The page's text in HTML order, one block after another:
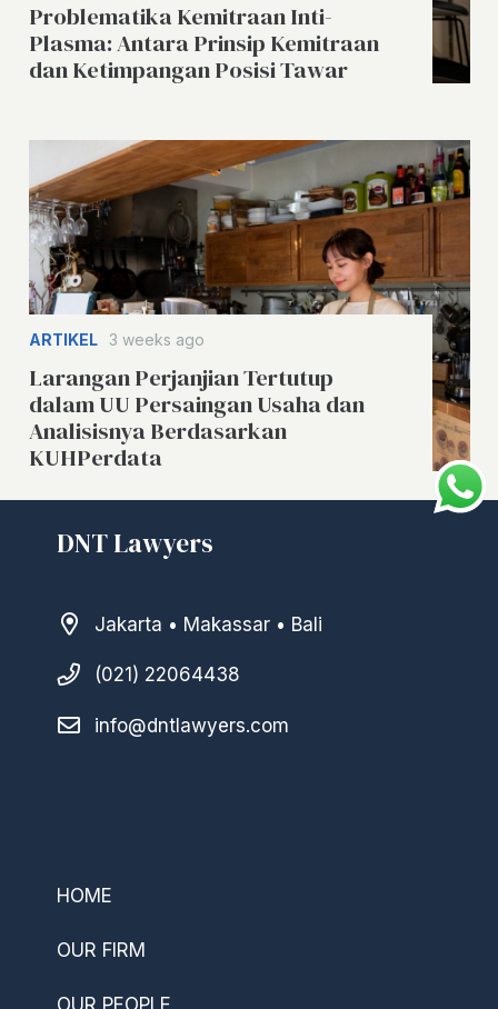
Problematika Kemitraan Inti-
Plasma: Antara Prinsip Kemitraan
dan Ketimpangan Posisi Tawar
ARTIKEL 3 weeks ago
Larangan Perjanjian Tertutup
dalam UU Persaingan Usaha dan
Analisisnya Berdasarkan
KUHPerdata
DNT Lawyers
Jakarta • Makassar • Bali
(021) 22064438
info@dntlawyers.com
HOME
OUR FIRM